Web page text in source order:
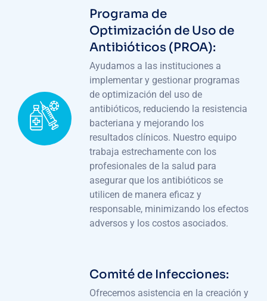
Programa de
Optimización de Uso de
Antibióticos (PROA):
Ayudamos a las instituciones a
implementar y gestionar programas
de optimización del uso de
antibióticos, reduciendo la resistencia
bacteriana y mejorando los
resultados clínicos. Nuestro equipo
trabaja estrechamente con los
profesionales de la salud para
asegurar que los antibióticos se
utilicen de manera eficaz y
responsable, minimizando los efectos
adversos y los costos asociados.
Comité de Infecciones:
Ofrecemos asistencia en la creación y